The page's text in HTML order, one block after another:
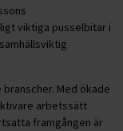
viktiga pusselbitar i
Med ökade
arbetssätt
framgången är